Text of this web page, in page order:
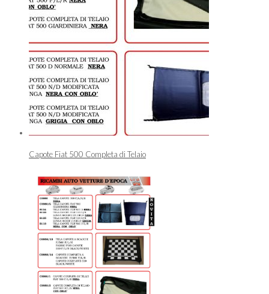
Capote Fiat 500 Completa di Telaio